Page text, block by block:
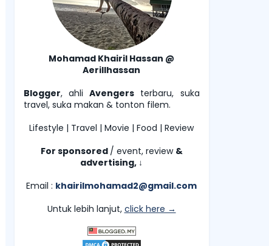
Mohamad Khairil Hassan @
Aerillhassan
Blogger, ahli Avengers terbaru, suka
travel, suka makan & tonton filem.
Lifestyle | Travel | Movie | Food | Review
For sponsored / event, review &
advertising, ↓
Email : khairilmohamad2@gmail.com
Untuk lebih lanjut, click here →